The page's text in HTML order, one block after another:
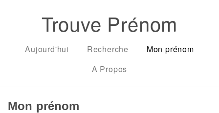
Trouve Prénom
Aujourd'hui Recherche
Mon prénom
A Propos
Mon prénom